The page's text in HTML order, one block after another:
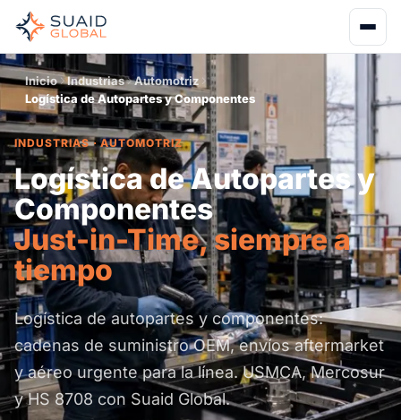
Inicio Industrias
Automotriz
Logística de Autopartes y Componentes
INDUSTRIAS · AUTOMOTRIZ
Logística de Autopartes y
Componentes
Just-in-Time, siempre a
tiempo
Logística de autopartes y componentes:
cadenas de suministro OEM, envíos aftermarket
y aéreo urgente para la línea. USMCA, Mercosur
y HS 8708 con Suaid Global.